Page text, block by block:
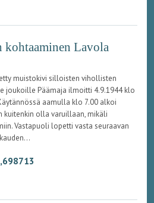
kohtaaminen Lavola
muistokivi silloisten vihollisten
joukoille Päämaja ilmoitti 4.9.1944 klo
aamulla klo 7.00 alkoi
kuitenkin olla varuillaan, mikäli
Vastapuoli lopetti vasta seuraavan